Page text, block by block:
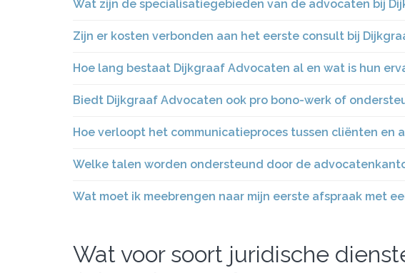
Wat zijn de specialisatiegebieden van de advocaten bij
Zijn er kosten verbonden aan het eerste consult bij
Hoe lang bestaat Dijkgraaf Advocaten al en wat is hun
Biedt Dijkgraaf Advocaten ook pro bono-werk of
Hoe verloopt het communicatieproces tussen cliënten en
Welke talen worden ondersteund door de
Wat moet ik meebrengen naar mijn eerste afspraak met
Wat voor soort juridische